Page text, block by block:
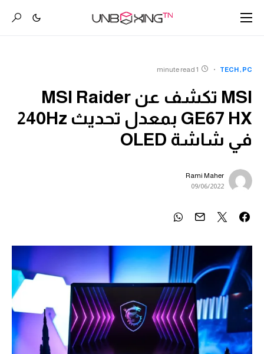
PC
TECH
1 minute read
MSI تكشف عن MSI Raider
GE67 HX بمعدل تحديث 240Hz
في شاشة OLED
Rami Maher
09/06/2022